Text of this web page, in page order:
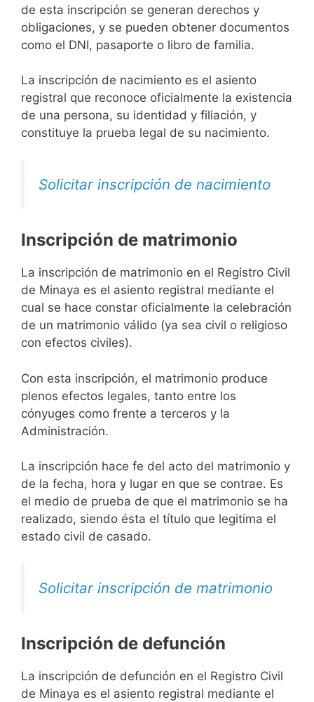
de esta inscripción se generan derechos y
obligaciones, y se pueden obtener documentos
como el DNI, pasaporte o libro de familia.
La inscripción de nacimiento es el asiento
registral que reconoce oficialmente la existencia
de una persona, su identidad y filiación, y
constituye la prueba legal de su nacimiento.
Solicitar inscripción de nacimiento
Inscripción de matrimonio
La inscripción de matrimonio en el Registro Civil
de Minaya es el asiento registral mediante el
cual se hace constar oficialmente la celebración
de un matrimonio válido (ya sea civil o religioso
con efectos civiles).
Con esta inscripción, el matrimonio produce
plenos efectos legales, tanto entre los
cónyuges como frente a terceros y la
Administración.
La inscripción hace fe del acto del matrimonio y
de la fecha, hora y lugar en que se contrae. Es
el medio de prueba de que el matrimonio se ha
realizado, siendo ésta el título que legitima el
estado civil de casado.
Solicitar inscripción de matrimonio
Inscripción de defunción
La inscripción de defunción en el Registro Civil
de Minaya es el asiento registral mediante el